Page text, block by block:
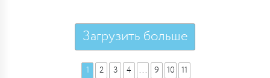
Загрузить больше
1 2 3 4 ... 9 10 11